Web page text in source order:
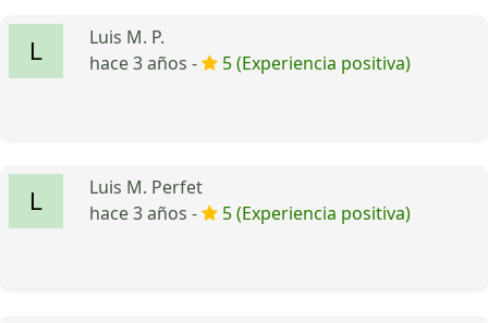
Luis M. P.
hace 3 años -
5 (Experiencia positiva)
Luis M. Perfet
hace 3 años -
5 (Experiencia positiva)